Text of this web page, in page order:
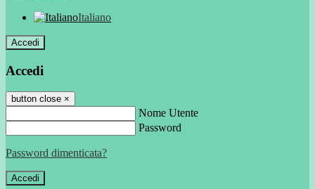
Italiano
Accedi
Accedi
button close ×
Nome Utente
Password
Password dimenticata?